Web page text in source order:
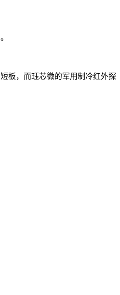
板，而珏芯微的军用制冷红外探